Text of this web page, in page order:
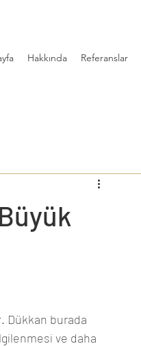
Hakkında Referanslar
. Dükkan burada
ve daha